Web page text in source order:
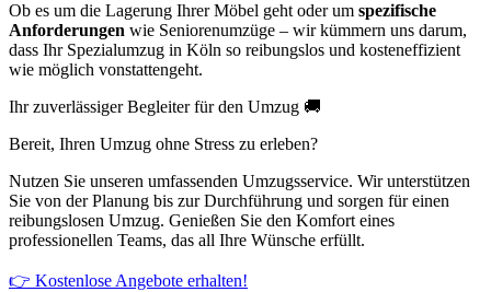
Ob es um die Lagerung Ihrer Möbel geht oder um spezifische
Anforderungen wie Seniorenumzüge – wir kümmern uns darum,
dass Ihr Spezialumzug in Köln so reibungslos und kosteneffizient
wie möglich vonstattengeht.
Ihr zuverlässiger Begleiter für den Umzug 🚚
Bereit, Ihren Umzug ohne Stress zu erleben?
Nutzen Sie unseren umfassenden Umzugsservice. Wir unterstützen
Sie von der Planung bis zur Durchführung und sorgen für einen
reibungslosen Umzug. Genießen Sie den Komfort eines
professionellen Teams, das all Ihre Wünsche erfüllt.
👉 Kostenlose Angebote erhalten!